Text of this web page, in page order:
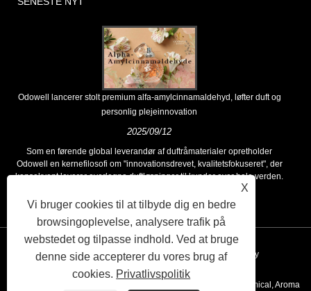
Odowell lancerer stolt premium alfa-amylcinnamaldehyd, løfter duft og
personlig plejeinnovation
2025/09/12
Som en førende global leverandør af duftråmaterialer opretholder
Odowell en kernefilosofi om "innovationsdrevet, kvalitetsfokuseret", der
konsekvent leverer overlegne duftløsninger til kunder over hele verden.
Links Sitemap RSS XML Privacy Policy
Copyright © 2020 Kunshan Odowell co., Ltd - China Aroma Chemical, Aroma
X
Vi bruger cookies til at tilbyde dig en bedre
browsingoplevelse, analysere trafik på
webstedet og tilpasse indhold. Ved at bruge
denne side accepterer du vores brug af
cookies. Privatlivspolitik